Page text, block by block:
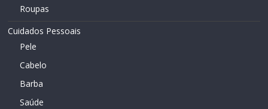
Roupas
Cuidados Pessoais
Pele
Cabelo
Barba
Saúde